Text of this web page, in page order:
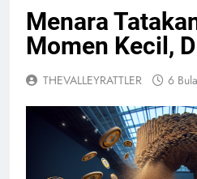
Menara
Momen Kecil,
THEVALLEYRATTLER 6